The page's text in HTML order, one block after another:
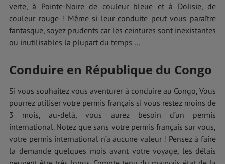
verte, à Pointe-Noire de couleur bleue et à Dolisie, de
couleur rouge ! Même si leur conduite peut vous paraître
fantasque, soyez prudents car les ceintures sont inexistantes
ou inutilisables la plupart du temps …
Conduire en République du Congo
Si vous souhaitez vous aventurer à conduire au Congo, Vous
pourrez utiliser votre permis français si vous restez moins de
3 mois, au-delà, vous aurez besoin d’un permis
international. Notez que sans votre permis français sur vous,
votre permis international n’a aucune valeur ! Pensez à faire
la demande quelques mois avant votre voyage, les délais